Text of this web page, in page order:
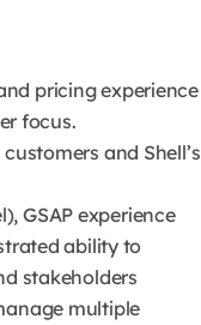
pricing experience
focus.
and Shell’s
GSAP experience
ability to
stakeholders
multiple